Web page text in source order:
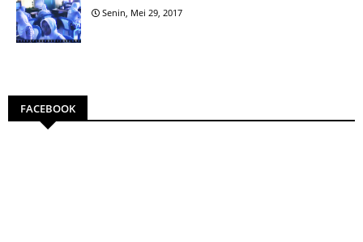
Senin, Mei 29, 2017
FACEBOOK